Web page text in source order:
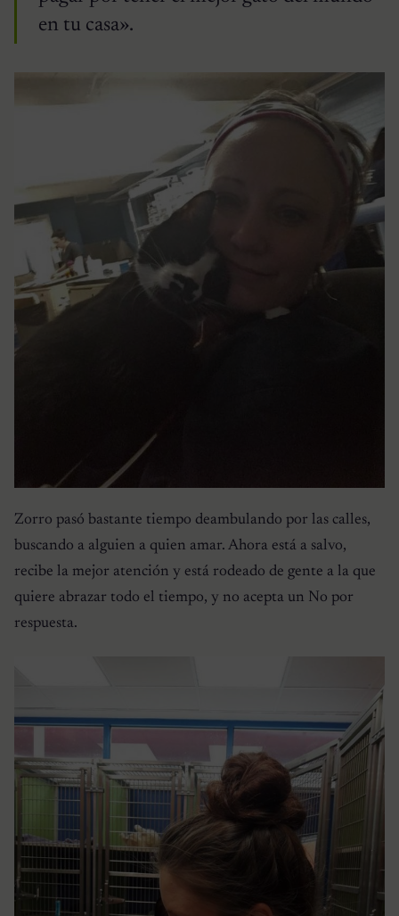
en tu casa».
Zorro pasó bastante tiempo deambulando por las calles,
buscando a alguien a quien amar. Ahora está a salvo,
recibe la mejor atención y está rodeado de gente a la que
quiere abrazar todo el tiempo, y no acepta un No por
respuesta.